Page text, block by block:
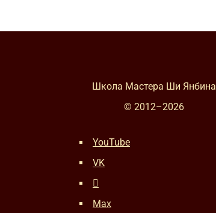
Школа Мастера Ши Янбина
© 2012–2026
YouTube
VK
Max